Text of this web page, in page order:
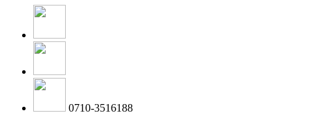
0710-3516188